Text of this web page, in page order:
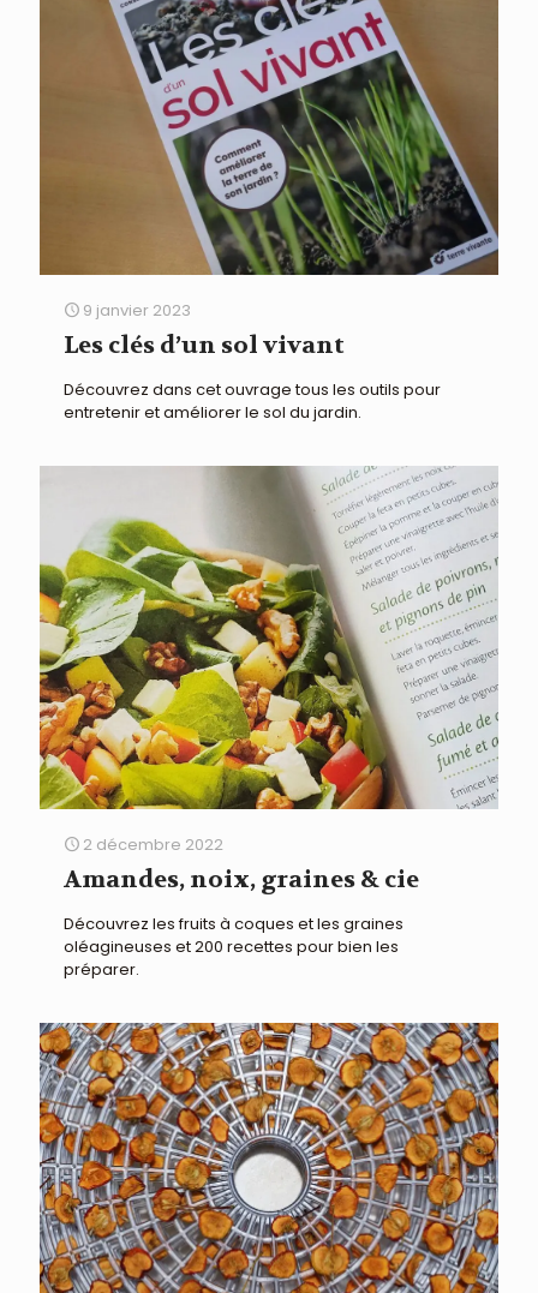
9 janvier 2023
Les clés d’un sol vivant
Découvrez dans cet ouvrage tous les outils pour
entretenir et améliorer le sol du jardin.
2 décembre 2022
Amandes, noix, graines & cie
Découvrez les fruits à coques et les graines
oléagineuses et 200 recettes pour bien les
préparer.